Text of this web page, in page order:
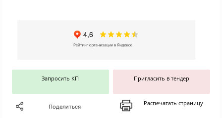
Запросить КП Пригласить в тендер
Поделиться Распечатать страницу